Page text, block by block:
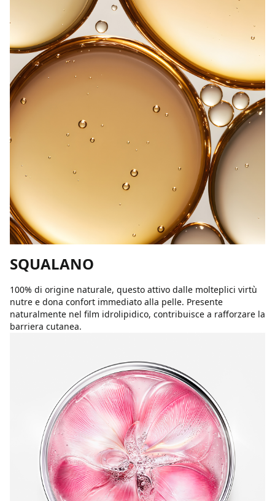
SQUALANO
100% di origine naturale, questo attivo dalle molteplici virtù
nutre e dona confort immediato alla pelle. Presente
naturalmente nel film idrolipidico, contribuisce a rafforzare la
barriera cutanea.